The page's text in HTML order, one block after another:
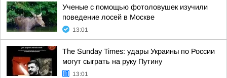
Ученые с помощью фотоловушек изучили
поведение лосей в Москве
13:01
The Sunday Times: удары Украины по России
могут сыграть на руку Путину
13:01